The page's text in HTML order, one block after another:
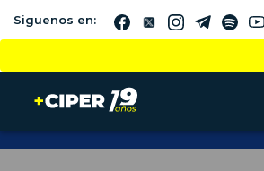
Siguenos en: